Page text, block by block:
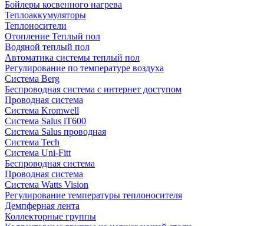
Бойлеры косвенного нагрева
Теплоаккумуляторы
Теплоносители
Отопление Теплый пол
Водяной теплый пол
Автоматика системы теплый пол
Регулирование по температуре воздуха
Система Berg
Беспроводная система с интернет доступом
Проводная система
Система Kromwell
Система Salus iT600
Система Salus проводная
Система Tech
Система Uni-Fitt
Беспроводная система
Проводная система
Система Watts Vision
Регулирование температуры теплоносителя
Демпферная лента
Коллекторные группы